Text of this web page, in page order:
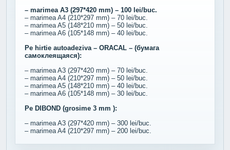
– marimea A3 (297*420 mm) – 100 lei/buc.
– marimea A4 (210*297 mm) – 70 lei/buc.
– marimea A5 (148*210 mm) – 50 lei/buc.
– marimea A6 (105*148 mm) – 40 lei/buc.
Pe hirtie autoadeziva – ORACAL – (бумага
самоклеящаяся):
– marimea A3 (297*420 mm) – 70 lei/buc.
– marimea A4 (210*297 mm) – 50 lei/buc.
– marimea A5 (148*210 mm) – 40 lei/buc.
– marimea A6 (105*148 mm) – 30 lei/buc.
Pe DIBOND (grosime 3 mm ):
– marimea A3 (297*420 mm) – 300 lei/buc.
– marimea A4 (210*297 mm) – 200 lei/buc.